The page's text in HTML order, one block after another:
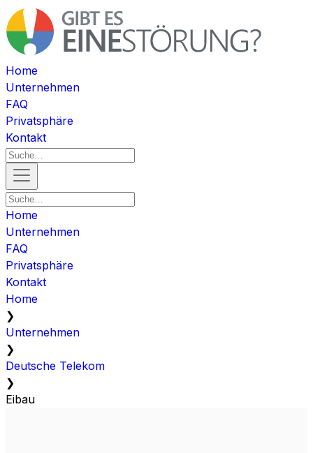
Home
Unternehmen
FAQ
Privatsphäre
Kontakt
Home
Unternehmen
FAQ
Privatsphäre
Kontakt
Home
❯
Unternehmen
❯
Deutsche Telekom
❯
Eibau